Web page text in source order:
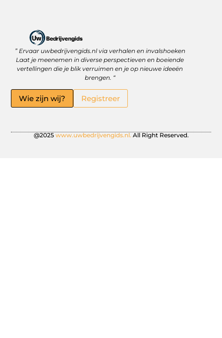
” Ervaar uwbedrijvengids.nl via verhalen en invalshoeken
Laat je meenemen in diverse perspectieven en boeiende
vertellingen die je blik verruimen en je op nieuwe ideeën
brengen. “
Wie zijn wij? Registreer
@2025 www.uwbedrijvengids.nl. All Right Reserved.